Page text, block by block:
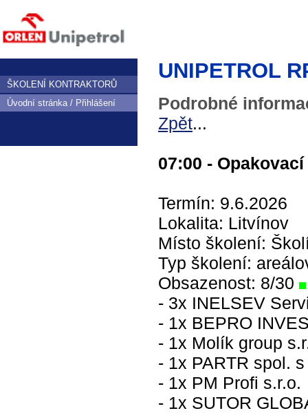
ŠKOLENÍ KONTRAKTORŮ
Úvodní stránka / Přihlášení
UNIPETROL
Podrobné
Zpět...
07:00 -
Termín: 9.6.2026
Lokalita: Litvínov
Místo školení:
Typ školení:
Obsazenost: 8/30
- 3x INELSEV
- 1x BEPRO
- 1x Molík group
- 1x PARTR spol. s
- 1x PM Profi s.r.o.
- 1x SUTOR